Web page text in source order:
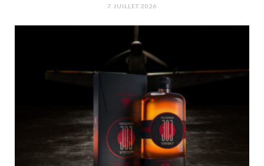
7 JUILLET 2026